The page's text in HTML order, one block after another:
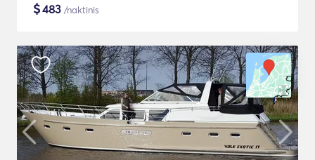
$483 /naktinis